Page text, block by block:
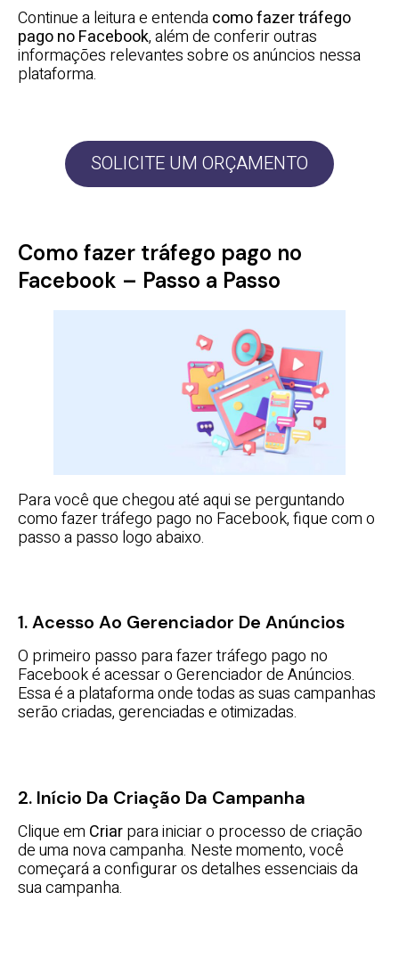
Continue a leitura e entendacomo fazer tráfego
pago no Facebook, além de conferir outras
informações relevantes sobre os anúncios nessa
plataforma.
SOLICITE UM ORÇAMENTO
Como fazer tráfego pago no
Facebook – Passo a Passo
Para você que chegou até aqui se perguntando
como fazer tráfego pago no Facebook, fique com o
passo a passo logo abaixo.
1. Acesso Ao Gerenciador De Anúncios
O primeiro passo para fazer tráfego pago no
Facebook é acessar o Gerenciador de Anúncios.
Essa é a plataforma onde todas as suas campanhas
serão criadas, gerenciadas e otimizadas.
2. Início Da Criação Da Campanha
Clique em Criarpara iniciar o processo de criação
de uma nova campanha. Neste momento, você
começará a configurar os detalhes essenciais da
sua campanha.